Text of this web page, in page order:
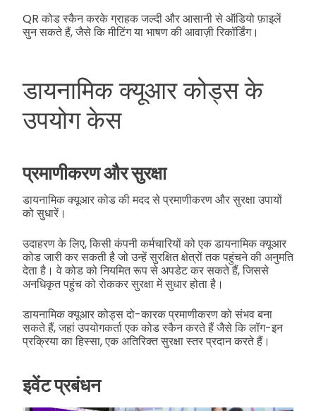
QR कोड स्कैन करके ग्राहक जल्दी और आसानी से ऑडियो फ़ाइलें
सुन सकते हैं, जैसे कि मीटिंग या भाषण की आवाज़ी रिकॉर्डिंग।
डायनामिक क्यूआर कोड्स के
उपयोग केस
प्रमाणीकरण और सुरक्षा
डायनामिक क्यूआर कोड की मदद से प्रमाणीकरण और सुरक्षा उपायों
को सुधारें।
उदाहरण के लिए, किसी कंपनी कर्मचारियों को एक डायनामिक क्यूआर
कोड जारी कर सकती है जो उन्हें सुरक्षित क्षेत्रों तक पहुंचने की अनुमति
देता है। वे कोड को नियमित रूप से अपडेट कर सकते हैं, जिससे
अनधिकृत पहुंच को रोककर सुरक्षा में सुधार होता है।
डायनामिक क्यूआर कोड्स दो-कारक प्रमाणीकरण को संभव बना
सकते हैं, जहां उपयोगकर्ता एक कोड स्कैन करते हैं जैसे कि लॉग-इन
प्रक्रिया का हिस्सा, एक अतिरिक्त सुरक्षा स्तर प्रदान करते हैं।
इवेंट प्रबंधन